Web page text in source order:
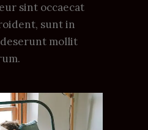
sint occaecat
sunt in
mollit